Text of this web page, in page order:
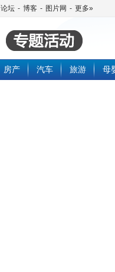
论坛 - 博客 - 图片网 - 更多»
房产 汽车 旅游 母